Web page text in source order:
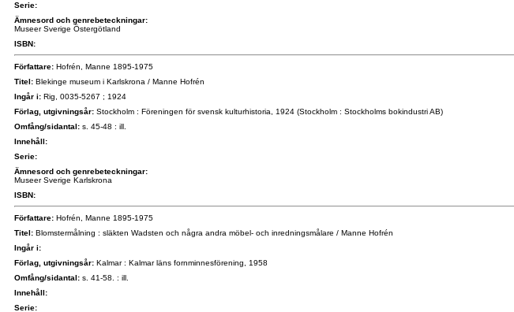
Serie:
Ämnesord och genrebeteckningar:
Museer Sverige Östergötland
ISBN:
Författare: Hofrén, Manne 1895-1975
Titel: Blekinge museum i Karlskrona / Manne Hofrén
Ingår i: Rig, 0035-5267 ; 1924
Förlag, utgivningsår: Stockholm : Föreningen för svensk kulturhistoria, 1924 (Stockholm : Stockholms bokindustri AB)
Omfång/sidantal: s. 45-48 : ill.
Innehåll:
Serie:
Ämnesord och genrebeteckningar:
Museer Sverige Karlskrona
ISBN:
Författare: Hofrén, Manne 1895-1975
Titel: Blomstermålning : släkten Wadsten och några andra möbel- och inredningsmålare / Manne Hofrén
Ingår i:
Förlag, utgivningsår: Kalmar : Kalmar läns fornminnesförening, 1958
Omfång/sidantal: s. 41-58. : ill.
Innehåll:
Serie: